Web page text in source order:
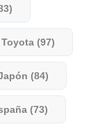
Toyota (97)
(84)
(73)